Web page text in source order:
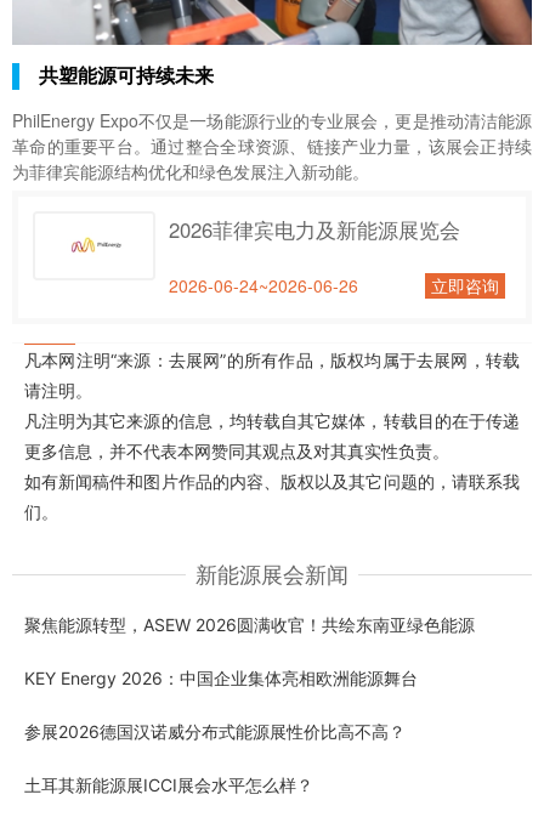
共塑能源可持续未来
PhilEnergy Expo不仅是一场能源行业的专业展会，更是推动清洁能源
革命的重要平台。通过整合全球资源、链接产业力量，该展会正持续
为菲律宾能源结构优化和绿色发展注入新动能。
2026菲律宾电力及新能源展览会
2026-06-24~2026-06-26 立即咨询
凡本网注明“来源：去展网”的所有作品，版权均属于去展网，转载
请注明。
凡注明为其它来源的信息，均转载自其它媒体，转载目的在于传递
更多信息，并不代表本网赞同其观点及对其真实性负责。
如有新闻稿件和图片作品的内容、版权以及其它问题的，请联系我
们。
新能源展会新闻
聚焦能源转型，ASEW 2026圆满收官！共绘东南亚绿色能源
KEY Energy 2026：中国企业集体亮相欧洲能源舞台
参展2026德国汉诺威分布式能源展性价比高不高？
土耳其新能源展ICCI展会水平怎么样？